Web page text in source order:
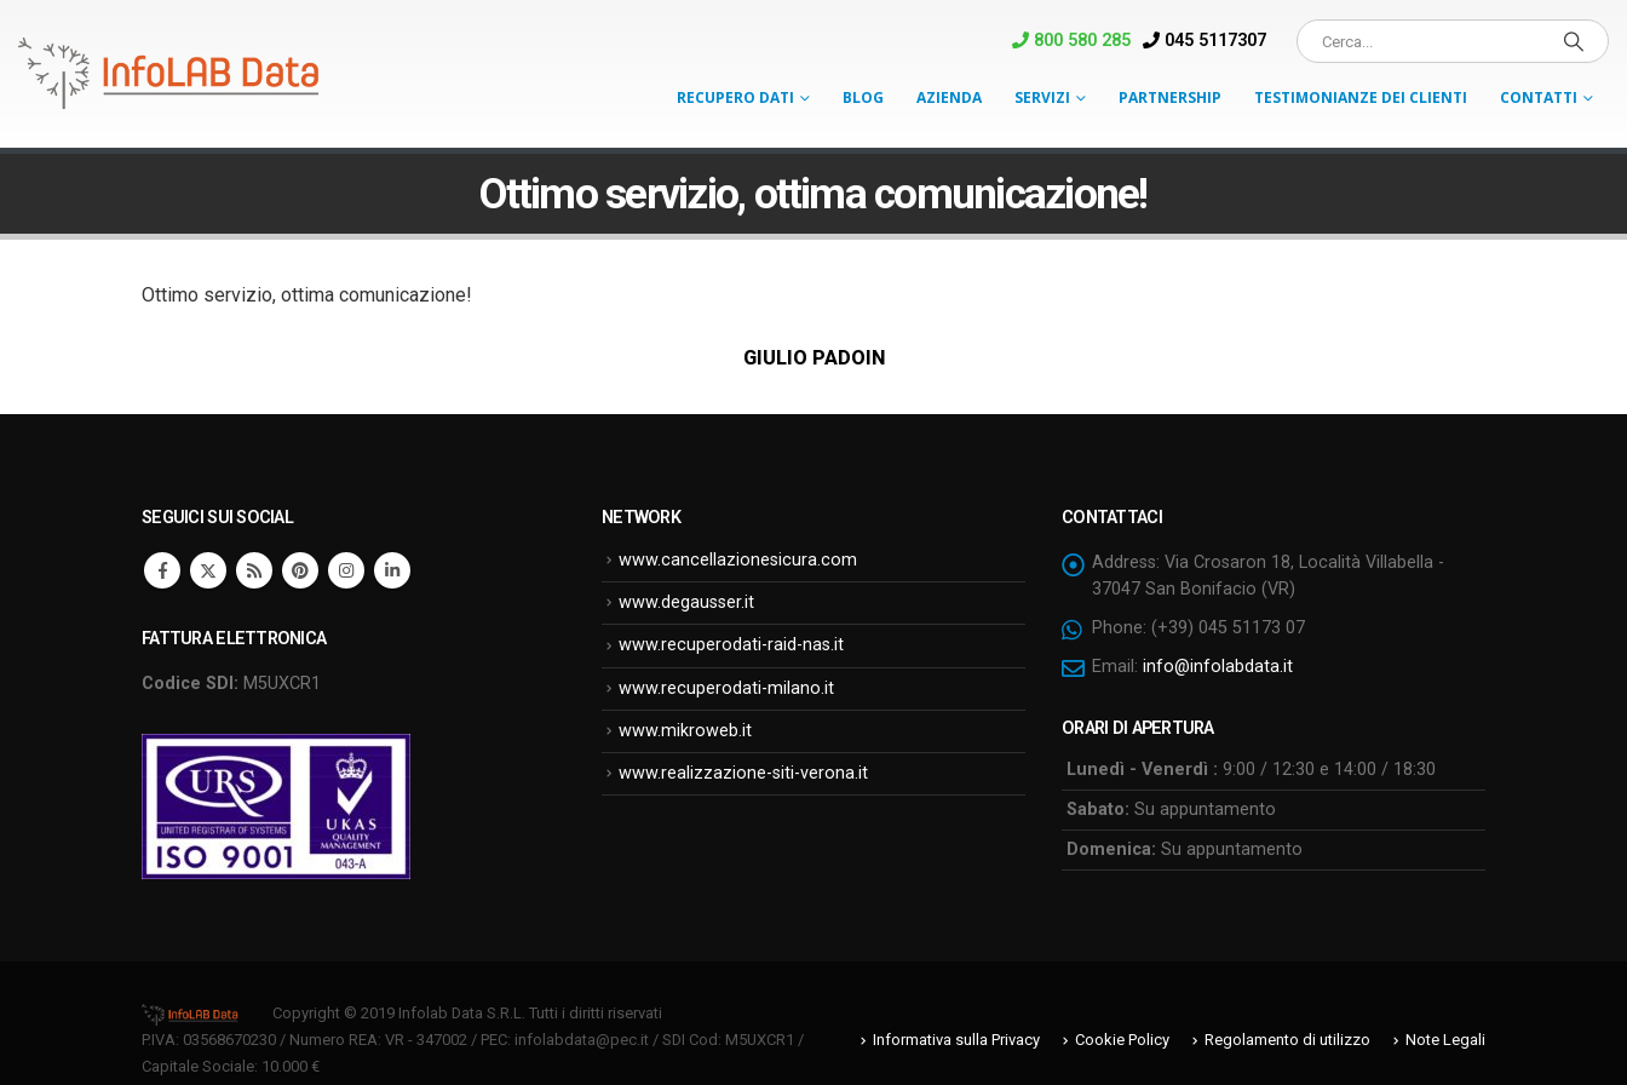
800 580 285 045 5117307
RECUPERO DATI BLOG AZIENDA SERVIZI PARTNERSHIP TESTIMONIANZE DEI CLIENTI CONTATTI
Ottimo servizio, ottima comunicazione!
Ottimo servizio, ottima comunicazione!
GIULIO PADOIN
SEGUICI SUI SOCIAL
FATTURA ELETTRONICA
Codice SDI: M5UXCR1
NETWORK
www.cancellazionesicura.com
www.degausser.it
www.recuperodati-raid-nas.it
www.recuperodati-milano.it
www.mikroweb.it
www.realizzazione-siti-verona.it
CONTATTACI
Address: Via Crosaron 18, Località Villabella -
37047 San Bonifacio (VR)
Phone: (+39) 045 51173 07
Email: info@infolabdata.it
ORARI DI APERTURA
Lunedì - Venerdì : 9:00 / 12:30 e 14:00 / 18:30
Sabato: Su appuntamento
Domenica: Su appuntamento
Copyright © 2019 Infolab Data S.R.L. Tutti i diritti riservati
P.IVA: 03568670230 / Numero REA: VR - 347002 / PEC: infolabdata@pec.it / SDI Cod: M5UXCR1 /
Capitale Sociale: 10.000 €
Informativa sulla Privacy Cookie Policy Regolamento di utilizzo Note Legali